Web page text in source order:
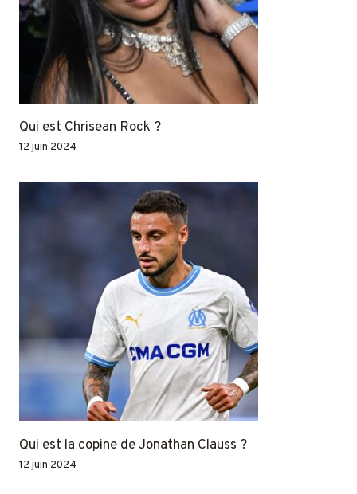
Qui est Chrisean Rock ?
12 juin 2024
Qui est la copine de Jonathan Clauss ?
12 juin 2024